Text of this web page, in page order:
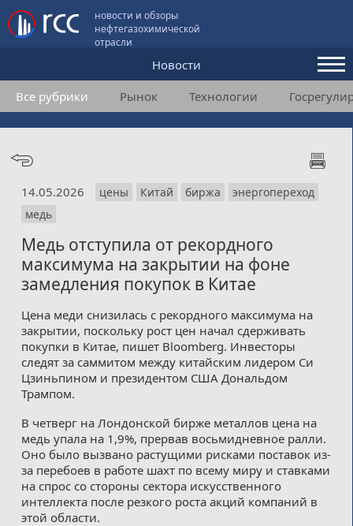
новости и обзоры
нефтегазохимической
отрасли
Новости
Аналитика и мнения
Конференции
Подписка
Пользовательское соглашение
Медиакит
Контакты
Все рубрики Рынок Технологии
14.05.2026 цены Китай биржа
энергопереход
медь
Медь отступила от рекордного
максимума на закрытии на фоне
замедления покупок в Китае
Цена меди снизилась с рекордного максимума на
закрытии, поскольку рост цен начал сдерживать
покупки в Китае, пишет Bloomberg. Инвесторы
следят за саммитом между китайским лидером Си
Цзиньпином и президентом США Дональдом
Трампом.
В четверг на Лондонской бирже металлов цена на
медь упала на 1,9%, прервав восьмидневное ралли.
Оно было вызвано растущими рисками поставок из-
за перебоев в работе шахт по всему миру и ставками
на спрос со стороны сектора искусственного
интеллекта после резкого роста акций компаний в
этой области.